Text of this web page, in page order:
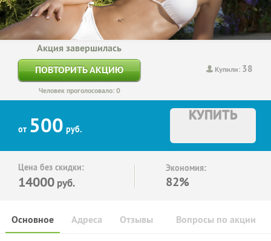
Купили: 38
Акция завершилась
ПОВТОРИТЬ АКЦИЮ
Человек проголосовало: 0
от 500 руб.
КУПИТЬ
Цена без скидки:
14000 руб.
Экономия:
82%
Основное Отзывы Вопросы по акции
Адреса